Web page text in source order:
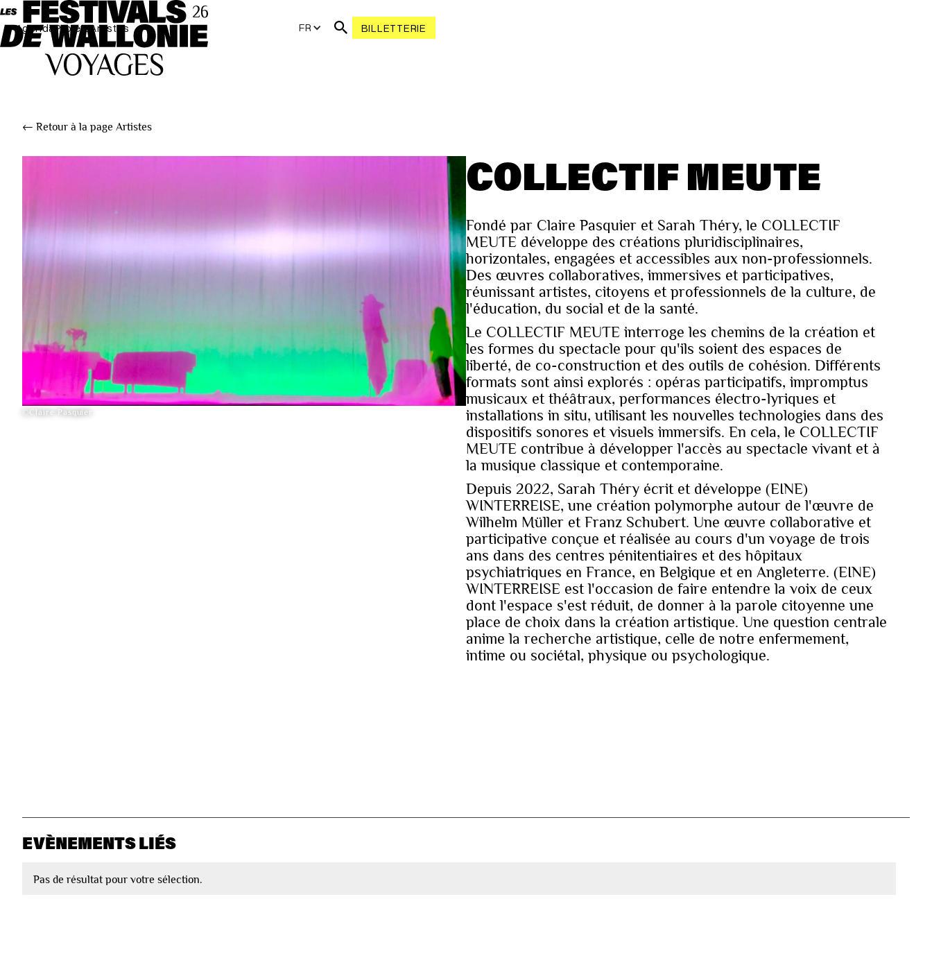
AgendaProjetsArtistes FR BILLETTERIE
← Retour à la page Artistes
©Claire Pasquier
COLLECTIF MEUTE
Fondé par Claire Pasquier et Sarah Théry, le COLLECTIF
MEUTE développe des créations pluridisciplinaires,
horizontales, engagées et accessibles aux non-professionnels.
Des œuvres collaboratives, immersives et participatives,
réunissant artistes, citoyens et professionnels de la culture, de
l'éducation, du social et de la santé.
Le COLLECTIF MEUTE interroge les chemins de la création et
les formes du spectacle pour qu'ils soient des espaces de
liberté, de co-construction et des outils de cohésion. Différents
formats sont ainsi explorés : opéras participatifs, impromptus
musicaux et théâtraux, performances électro-lyriques et
installations in situ, utilisant les nouvelles technologies dans des
dispositifs sonores et visuels immersifs. En cela, le COLLECTIF
MEUTE contribue à développer l'accès au spectacle vivant et à
la musique classique et contemporaine.
Depuis 2022, Sarah Théry écrit et développe (EINE)
WINTERREISE, une création polymorphe autour de l'œuvre de
Wilhelm Müller et Franz Schubert. Une œuvre collaborative et
participative conçue et réalisée au cours d'un voyage de trois
ans dans des centres pénitentiaires et des hôpitaux
psychiatriques en France, en Belgique et en Angleterre. (EINE)
WINTERREISE est l'occasion de faire entendre la voix de ceux
dont l'espace s'est réduit, de donner à la parole citoyenne une
place de choix dans la création artistique. Une question centrale
anime la recherche artistique, celle de notre enfermement,
intime ou sociétal, physique ou psychologique.
EVÈNEMENTS LIÉS
Pas de résultat pour votre sélection.